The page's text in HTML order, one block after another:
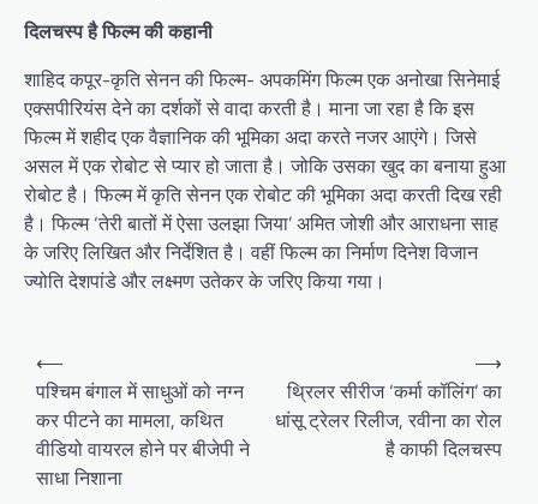
दिलचस्प है फिल्म की कहानी
शाहिद कपूर-कृति सेनन की फिल्म- अपकमिंग फिल्म एक अनोखा सिनेमाई
एक्सपीरियंस देने का दर्शकों से वादा करती है। माना जा रहा है कि इस
फिल्म में शहीद एक वैज्ञानिक की भूमिका अदा करते नजर आएंगे। जिसे
असल में एक रोबोट से प्यार हो जाता है। जोकि उसका खुद का बनाया हुआ
रोबोट है। फिल्म में कृति सेनन एक रोबोट की भूमिका अदा करती दिख रही
है। फिल्म ‘तेरी बातों में ऐसा उलझा जिया’ अमित जोशी और आराधना साह
के जरिए लिखित और निर्देशित है। वहीं फिल्म का निर्माण दिनेश विजान
ज्योति देशपांडे और लक्ष्मण उतेकर के जरिए किया गया।
Post
navigation
⟵
पश्चिम बंगाल में साधुओं को नग्न
कर पीटने का मामला, कथित
वीडियो वायरल होने पर बीजेपी ने
साधा निशाना
थ्रिलर सीरीज ‘कर्मा कॉलिंग’ का
धांसू ट्रेलर रिलीज, रवीना का रोल
है काफी दिलचस्प
⟶